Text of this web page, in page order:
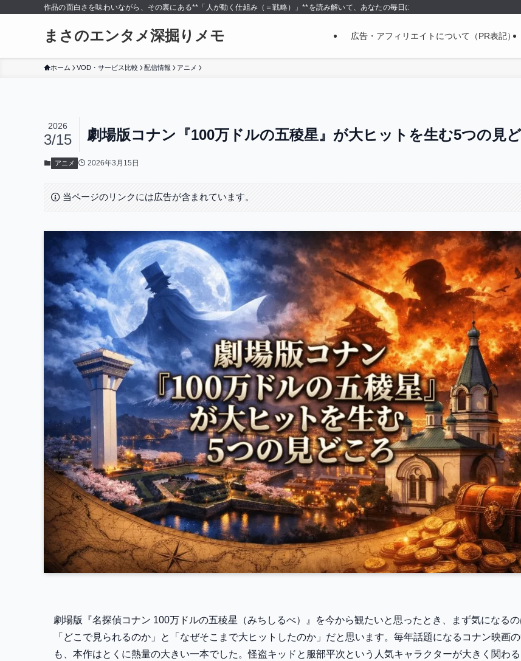
作品の面白さを味わいながら、その裏にある**「人が動く仕組み（＝戦略）」**を読み解いて、あなたの毎日に使える形で持ち帰る場所です。
まさのエンタメ深掘りメモ 広告・アフィリエイトについて（PR表記）
ホーム VOD・サービス比較 配信情報 アニメ
劇場版コナン『100万ドルの五稜星』が大ヒットを生む5つの見
2026
3/15
アニメ 2026年3月15日
当ページのリンクには広告が含まれています。
劇場版『名探偵コナン 100万ドルの五稜星（みちしるべ）』を今から観たいと思ったとき、まず気になるの
「どこで見られるのか」と「なぜそこまで大ヒットしたのか」だと思います。毎年話題になるコナン映画
も、本作はとくに熱量の大きい一本でした。怪盗キッドと服部平次という人気キャラクターが大きく関わる